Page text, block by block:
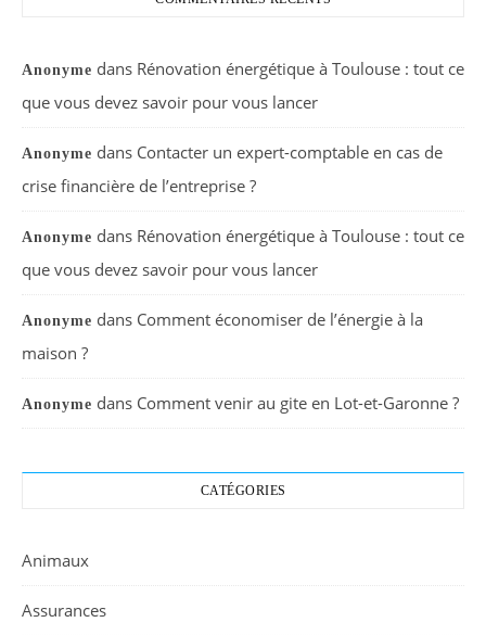
Anonyme dans Rénovation énergétique à Toulouse : tout ce
que vous devez savoir pour vous lancer
Anonyme dans Contacter un expert-comptable en cas de
crise financière de l’entreprise ?
Anonyme dans Rénovation énergétique à Toulouse : tout ce
que vous devez savoir pour vous lancer
Anonyme dans Comment économiser de l’énergie à la
maison ?
Anonyme dans Comment venir au gite en Lot-et-Garonne ?
CATÉGORIES
Animaux
Assurances